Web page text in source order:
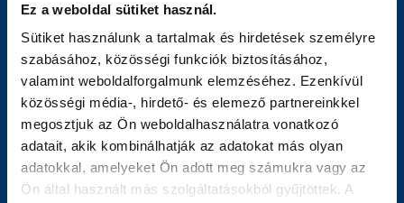
Ez a weboldal sütiket használ.
Sütiket használunk a tartalmak és hirdetések személyre
szabásához, közösségi funkciók biztosításához,
valamint weboldalforgalmunk elemzéséhez. Ezenkívül
közösségi média-, hirdető- és elemező partnereinkkel
megosztjuk az Ön weboldalhasználatra vonatkozó
adatait, akik kombinálhatják az adatokat más olyan
adatokkal, amelyeket Ön adott meg számukra vagy az
Ön által használt más szolgáltatásokból gyűjtöttek. A
GALÉRIA
SZURKOLÓI ÉLMÉNYEK
SAJTÓ
OLDALTÉRKÉP
Nyitólap
Hírek
Csapat
Mérkőzések
Jelentkezés
MTK Budapest
Vezetőség